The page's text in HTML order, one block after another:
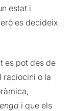
estat i
es decideix
es pot des de
raciocini o la
i que els